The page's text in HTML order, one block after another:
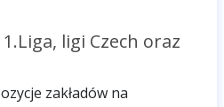
ligi Czech oraz
zakładów na